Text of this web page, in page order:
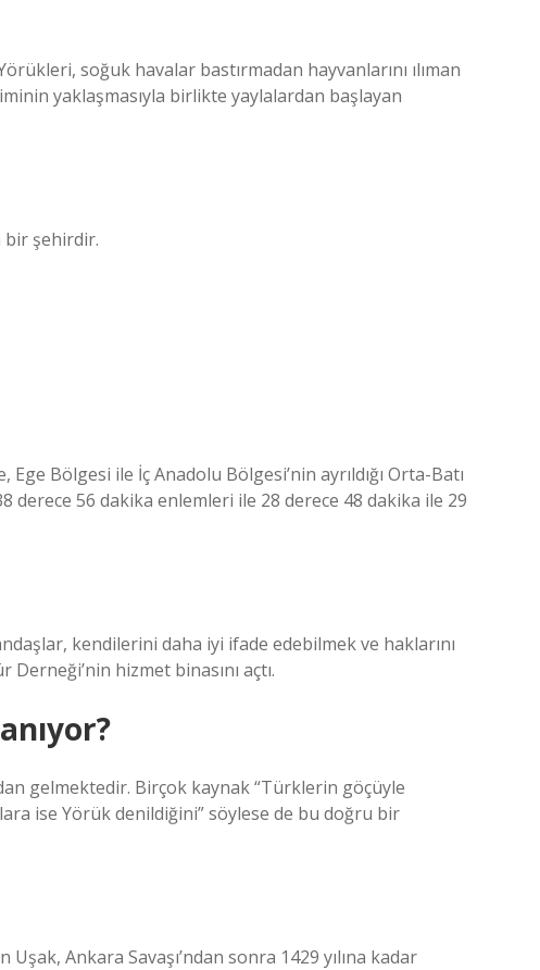
soğuk havalar bastırmadan hayvanlarını ılıman
yaklaşmasıyla birlikte yaylalardan başlayan
bir şehirdir.
Bölgesi ile İç Anadolu Bölgesi’nin ayrıldığı Orta-Batı
derece 56 dakika enlemleri ile 28 derece 48 dakika ile 29
kendilerini daha iyi ifade edebilmek ve haklarını
hizmet binasını açtı.
gelmektedir. Birçok kaynak “Türklerin göçüyle
ise Yörük denildiğini” söylese de bu doğru bir
Ankara Savaşı’ndan sonra 1429 yılına kadar